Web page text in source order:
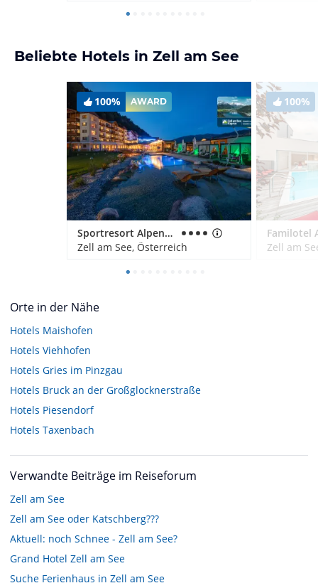
Beliebte Hotels in Zell am See
100% AWARD
Sportresort Alpenblick
Zell am See, Österreich
100%
Familotel
Zell am
Orte in der Nähe
Hotels Maishofen
Hotels Viehhofen
Hotels Gries im Pinzgau
Hotels Bruck an der Großglocknerstraße
Hotels Piesendorf
Hotels Taxenbach
Verwandte Beiträge im Reiseforum
Zell am See
Zell am See oder Katschberg???
Aktuell: noch Schnee - Zell am See?
Grand Hotel Zell am See
Suche Ferienhaus in Zell am See